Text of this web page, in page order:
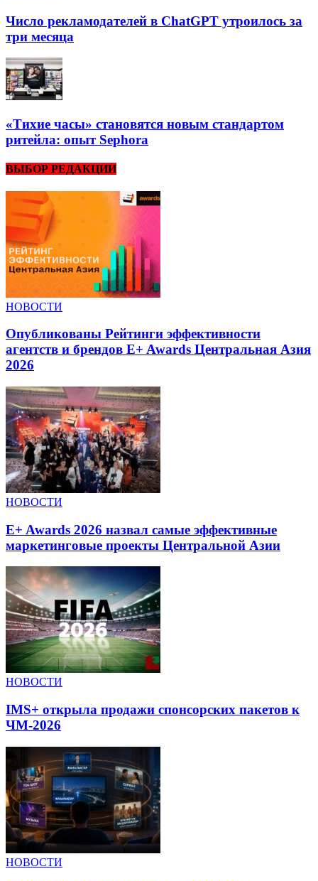
Число рекламодателей в ChatGPT утроилось за
три месяца
«Тихие часы» становятся новым стандартом
ритейла: опыт Sephora
ВЫБОР РЕДАКЦИИ
НОВОСТИ
Опубликованы Рейтинги эффективности
агентств и брендов E+ Awards Центральная Азия
2026
НОВОСТИ
E+ Awards 2026 назвал самые эффективные
маркетинговые проекты Центральной Азии
НОВОСТИ
IMS+ открыла продажи спонсорских пакетов к
ЧМ-2026
НОВОСТИ